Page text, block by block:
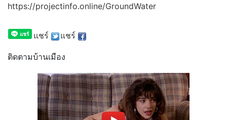
https://projectinfo.online/GroundWater
แชร์ แชร์
ติดตามบ้านเมือง